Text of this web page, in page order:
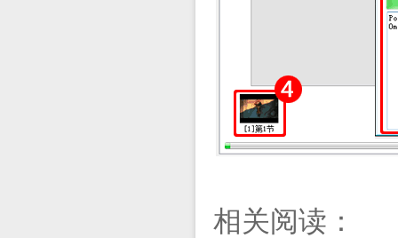
相关阅读：